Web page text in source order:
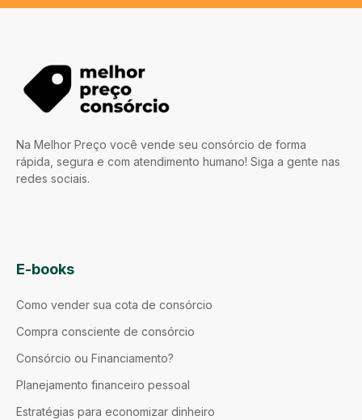
Na Melhor Preço você vende seu consórcio de forma
rápida, segura e com atendimento humano! Siga a gente nas
redes sociais.
E-books
Como vender sua cota de consórcio
Compra consciente de consórcio
Consórcio ou Financiamento?
Planejamento financeiro pessoal
Estratégias para economizar dinheiro